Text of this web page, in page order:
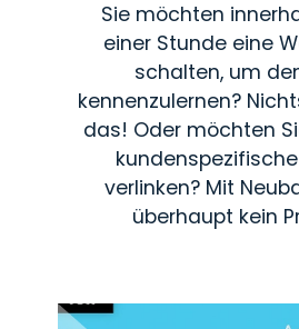
Sie möchten
einer Stunde eine
schalten, um
kennenzulernen?
das! Oder möchten
verlinken? Mit
überhaupt kein